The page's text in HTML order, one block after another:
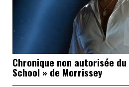
Chronique non autorisée du
School » de Morrissey